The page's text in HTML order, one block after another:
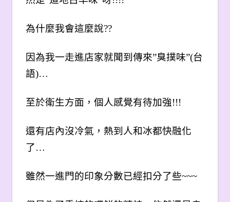
為什麼我會這麼說??
因為我一走進店家就聞到傳來”臭撲味”(台
語)…
至於衛生方面，個人感覺有待加強!!!
還有店內沒冷氣，熱到人和冰都快融化
了…
雖然一進門的印象分數已經扣分了些~~~